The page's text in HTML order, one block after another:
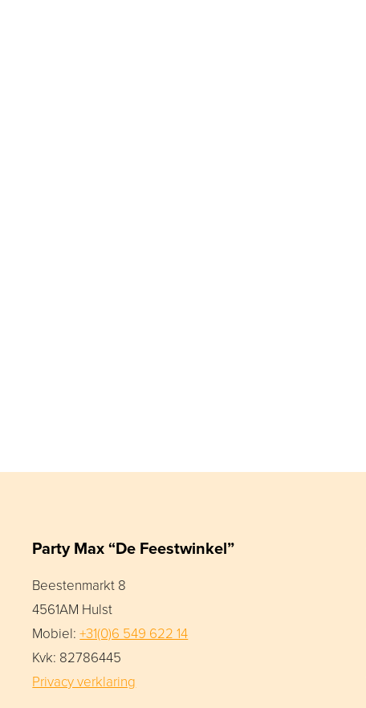
Party Max “De Feestwinkel”
Beestenmarkt 8
4561AM Hulst
Mobiel:+31(0)6 549 622 14
Kvk: 82786445
Privacy verklaring